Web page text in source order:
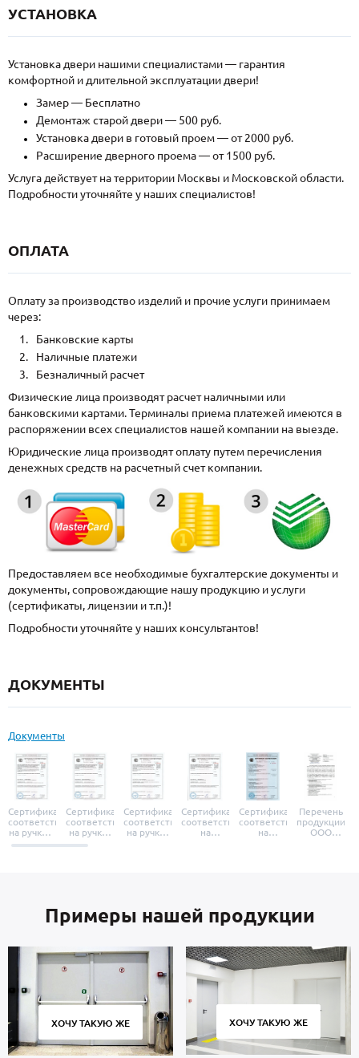
УСТАНОВКА
Установка двери нашими специалистами — гарантия
комфортной и длительной эксплуатации двери!
Замер — Бесплатно
Демонтаж старой двери — 500 руб.
Установка двери в готовый проем — от 2000 руб.
Расширение дверного проема — от 1500 руб.
Услуга действует на территории Москвы и Московской области.
Подробности уточняйте у наших специалистов!
ОПЛАТА
Оплату за производство изделий и прочие услуги принимаем
через:
Банковские карты
Наличные платежи
Безналичный расчет
Физические лица производят расчет наличными или
банковскими картами. Терминалы приема платежей имеются в
распоряжении всех специалистов нашей компании на выезде.
Юридические лица производят оплату путем перечисления
денежных средств на расчетный счет компании.
Предоставляем все необходимые бухгалтерские документы и
документы, сопровождающие нашу продукцию и услуги
(сертификаты, лицензии и т.п.)!
Подробности уточняйте у наших консультантов!
ДОКУМЕНТЫ
Документы
Сертификат
соответствия
на ручки и
броненакладки
Сертификат
соответствия
на ручки-
защелки
Сертификат
соответствия
на ручки-
Сертификат
соответствия
на
Сертификат
соответствия
на
Перечень
продукции
ООО
Примеры нашей продукции
ХОЧУ ТАКУЮ ЖЕ ХОЧУ ТАКУЮ ЖЕ